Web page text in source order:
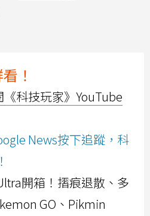
！
《科技玩家》YouTube
News按下追蹤，科
開箱！摺痕退散、多
GO、Pikmin